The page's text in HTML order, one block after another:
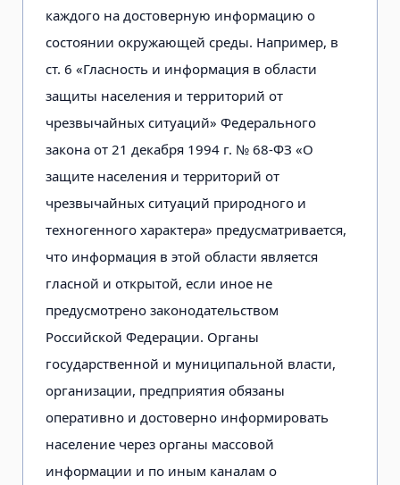
каждого на достоверную информацию о
состоянии окружающей среды. Например, в
ст. 6 «Гласность и информация в области
защиты населения и территорий от
чрезвычайных ситуаций» Федерального
закона от 21 декабря 1994 г. № 68-ФЗ «О
защите населения и территорий от
чрезвычайных ситуаций природного и
техногенного характера» предусматривается,
что информация в этой области является
гласной и открытой, если иное не
предусмотрено законодательством
Российской Федерации. Органы
государственной и муниципальной власти,
организации, предприятия обязаны
оперативно и достоверно информировать
население через органы массовой
информации и по иным каналам о